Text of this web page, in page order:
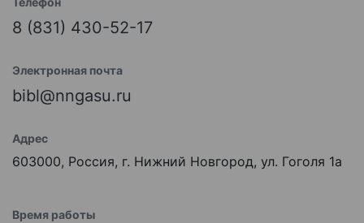
8 (831) 430-52-17
Электронная почта
bibl@nngasu.ru
Адрес
603000, Россия, г. Нижний Новгород, ул. Гоголя 1а
Время работы